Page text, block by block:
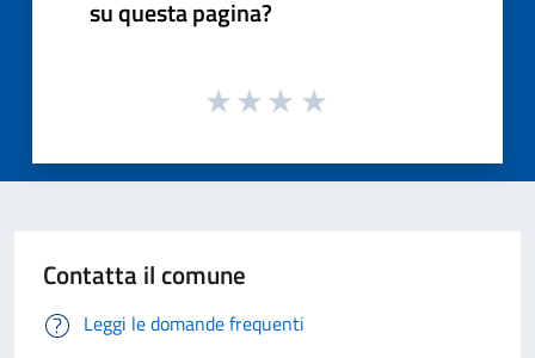
su questa pagina?
Contatta il comune
Leggi le domande frequenti